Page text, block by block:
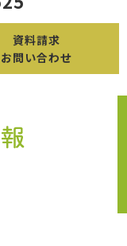
資料請求
お問い合わせ